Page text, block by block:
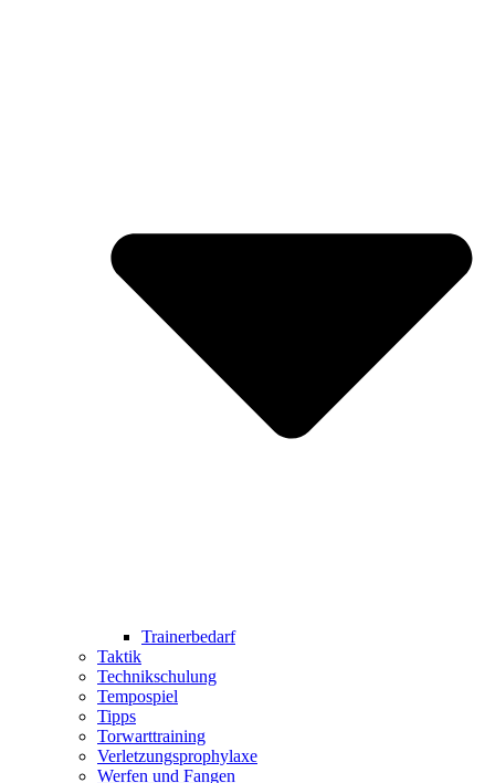
Trainerbedarf
Taktik
Technikschulung
Tempospiel
Tipps
Torwarttraining
Verletzungsprophylaxe
Werfen und Fangen